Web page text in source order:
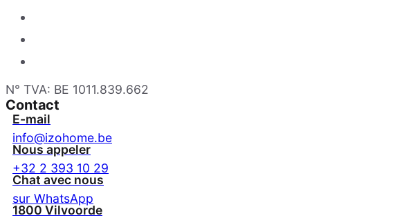
N° TVA: BE 1011.839.662
Contact
E-mail
info@izohome.be
Nous appeler
+32 2 393 10 29
Chat avec nous
sur WhatsApp
1800 Vilvoorde